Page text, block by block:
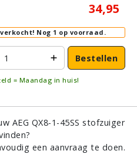
34,95
Nog 1 op voorraad.
Bestellen
= Maandag in huis!
AEG QX8-1-45SS stofzuiger
een aanvraag te doen.